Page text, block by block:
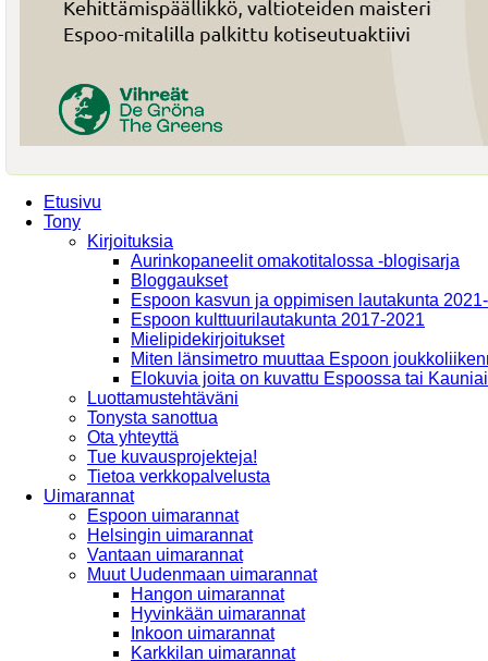
Etusivu
Tony
Kirjoituksia
Aurinkopaneelit omakotitalossa -blogisarja
Bloggaukset
Espoon kasvun ja oppimisen lautakunta
Espoon kulttuurilautakunta 2017-2021
Mielipidekirjoitukset
Miten länsimetro muuttaa Espoon
Elokuvia joita on kuvattu Espoossa tai
Luottamustehtäväni
Tonysta sanottua
Ota yhteyttä
Tue kuvausprojekteja!
Tietoa verkkopalvelusta
Uimarannat
Espoon uimarannat
Helsingin uimarannat
Vantaan uimarannat
Muut Uudenmaan uimarannat
Hangon uimarannat
Hyvinkään uimarannat
Inkoon uimarannat
Karkkilan uimarannat